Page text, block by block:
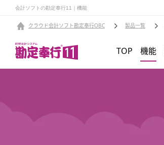
会計ソフトの勘定奉行11｜機能
クラウド会計ソフト勘定奉行OBC 製品一覧
TOP 機能